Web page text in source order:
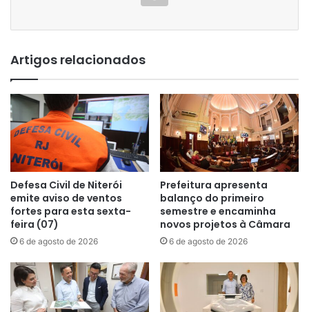
Artigos relacionados
Defesa Civil de Niterói
emite aviso de ventos
fortes para esta sexta-
feira (07)
6 de agosto de 2026
Prefeitura apresenta
balanço do primeiro
semestre e encaminha
novos projetos à Câmara
6 de agosto de 2026